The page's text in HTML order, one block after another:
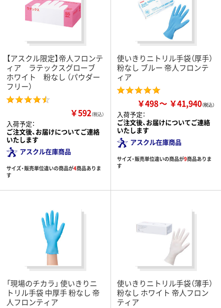
【アスクル限定】帝人フロンテ
ィア ラテックスグローブ
ホワイト 粉なし （パウダー
フリー）
￥592（税込）
入荷予定：
ご注文後、お届けについてご連絡
いたします
アスクル在庫商品
サイズ・販売単位違いの商品が4商品ありま
す
使いきりニトリル手袋（厚手）
粉なし ブルー 帝人フロンテ
ィア
￥498 ￥41,940
入荷予定：
ご注文後、お届けについてご連絡
いたします
アスクル在庫商品
サイズ・販売単位違いの商品が9商品ありま
す
「現場のチカラ」 使いきりニ
トリル手袋 中厚手 粉なし 帝
人フロンティア
使いきりニトリル手袋（薄手）
粉なし ホワイト 帝人フロン
ティア